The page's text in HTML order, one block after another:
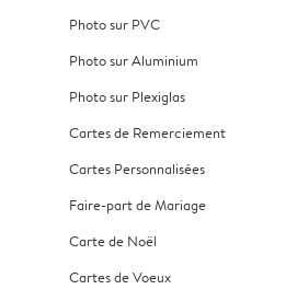
Photo sur PVC
Photo sur Aluminium
Photo sur Plexiglas
Cartes de Remerciement
Cartes Personnalisées
Faire-part de Mariage
Carte de Noël
Cartes de Voeux